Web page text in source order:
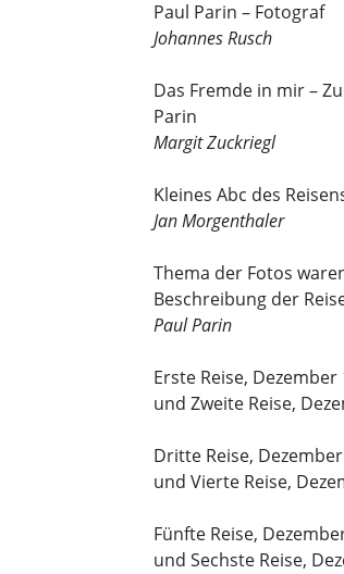
Paul Parin – Fotograf
Johannes Rusch
Das Fremde in mir –
Parin
Margit Zuckriegl
Kleines Abc des
Jan Morgenthaler
Thema der Fotos
Beschreibung der
Paul Parin
Erste Reise,
und Zweite Reise,
Dritte Reise,
und Vierte Reise,
Fünfte Reise,
und Sechste Reise,